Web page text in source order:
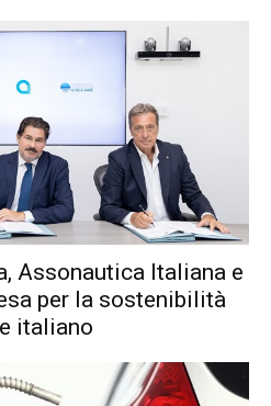
Assonautica Italiana e
per la sostenibilità
italiano